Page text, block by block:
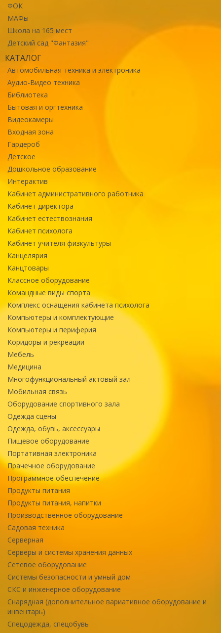
ФОК
МАФы
Школа на 165 мест
Детский сад "Фантазия"
КАТАЛОГ
Автомобильная техника и электроника
Аудио-Видео техника
Библиотека
Бытовая и оргтехника
Видеокамеры
Входная зона
Гардероб
Детское
Дошкольное образование
Интерактив
Кабинет административного работника
Кабинет директора
Кабинет естествознания
Кабинет психолога
Кабинет учителя физкультуры
Канцелярия
Канцтовары
Классное оборудование
Командные виды спорта
Комплекс оснащения кабинета психолога
Компьютеры и комплектующие
Компьютеры и периферия
Коридоры и рекреации
Мебель
Медицина
Многофункциональный актовый зал
Мобильная связь
Оборудование спортивного зала
Одежда сцены
Одежда, обувь, аксессуары
Пищевое оборудование
Портативная электроника
Прачечное оборудование
Программное обеспечение
Продукты питания
Продукты питания, напитки
Производственное оборудование
Садовая техника
Серверная
Серверы и системы хранения данных
Сетевое оборудование
Системы безопасности и умный дом
СКС и инженерное оборудование
Снарядная (дополнительное вариативное оборудование и
инвентарь)
Спецодежда, спецобувь